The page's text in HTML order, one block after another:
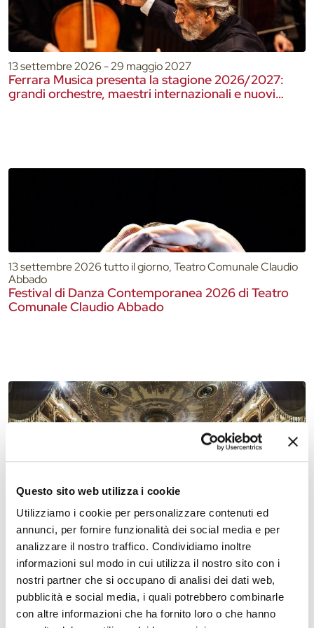
Questo sito web utilizza i cookie
Utilizziamo i cookie per personalizzare contenuti ed
annunci, per fornire funzionalità dei social media e per
analizzare il nostro traffico. Condividiamo inoltre
informazioni sul modo in cui utilizza il nostro sito con i
nostri partner che si occupano di analisi dei dati web,
pubblicità e social media, i quali potrebbero combinarle
con altre informazioni che ha fornito loro o che hanno
13 settembre 2026 - 29 maggio 2027
Ferrara Musica presenta la stagione 2026/2027:
grandi orchestre, maestri internazionali e nuovi
13 settembre 2026 tutto il giorno, Teatro Comunale Claudio
Abbado
Festival di Danza Contemporanea 2026 di Teatro
Comunale Claudio Abbado
Stagione concertistica 2026/2027 – Teatro
Comunale di Ferrara